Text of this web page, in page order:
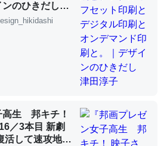
昆虫学の大問題＝「昆虫はなぜ海にいな
と画策中。あと、Googleマップで
。電池残量や充電中かが分かるので
て分かる。
ンのひきだし
高生 邦キチ！
／3本目 新劇
して速攻地球